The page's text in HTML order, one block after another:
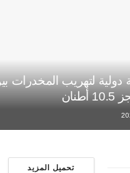
دولية لتهريب المخدرات
تحميل المزيد